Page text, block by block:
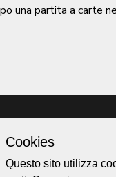
una partita a carte
Cookies
Questo sito utilizza